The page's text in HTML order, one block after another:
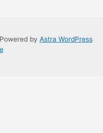
by Astra WordPress